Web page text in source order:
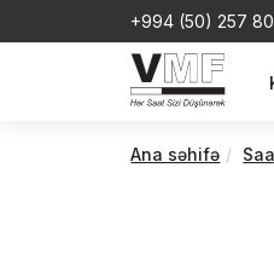
+994 (50) 257
Ana səhifə